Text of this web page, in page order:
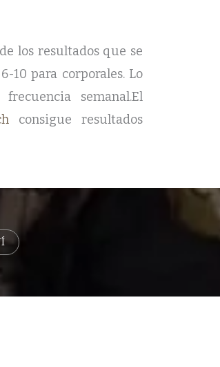
los resultados que se
10 para corporales. Lo
semanal.El
consigue resultados